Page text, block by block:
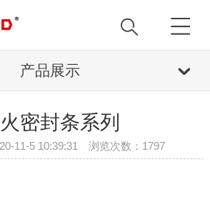
产品展示
密封条系列
11-5 10:39:31 浏览次数： 1797